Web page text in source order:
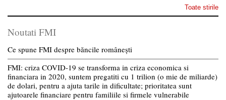
Toate stirile
Noutati FMI
Ce spune FMI despre băncile românești
FMI: criza COVID-19 se transforma in criza economica si
financiara in 2020, suntem pregatiti cu 1 trilion (o mie de miliarde)
de dolari, pentru a ajuta tarile in dificultate; prioritatea sunt
ajutoarele financiare pentru familiile si firmele vulnerabile